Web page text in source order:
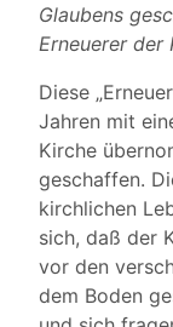
Glaubens
Erneuerer der
Diese
Jahren mit
Kirche
geschaffen.
kirchlichen
sich, daß der
vor den
dem Boden